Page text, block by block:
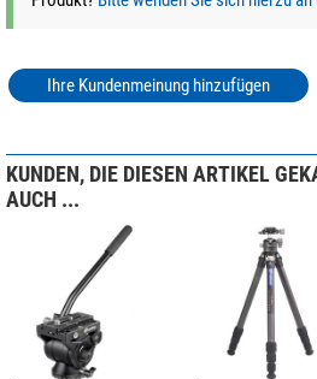
Ihre Kundenmeinung hinzufügen
KUNDEN, DIE DIESEN ARTIKEL
AUCH ...